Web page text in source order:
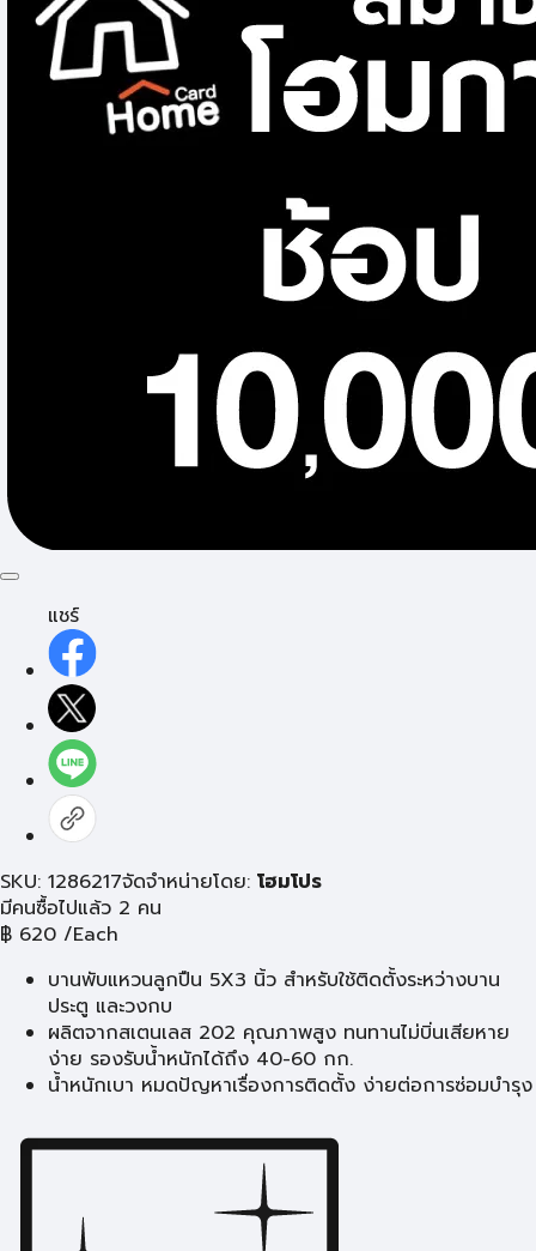
แชร์
SKU: 1286217จัดจำหน่ายโดย: โฮมโปร
มีคนซื้อไปแล้ว 2 คน
฿ 620 /Each
บานพับแหวนลูกปืน 5X3 นิ้ว สำหรับใช้ติดตั้งระหว่างบาน
ประตู และวงกบ
ผลิตจากสเตนเลส 202 คุณภาพสูง ทนทานไม่บิ่นเสียหาย
ง่าย รองรับน้ำหนักได้ถึง 40-60 กก.
น้ำหนักเบา หมดปัญหาเรื่องการติดตั้ง ง่ายต่อการซ่อมบำรุง